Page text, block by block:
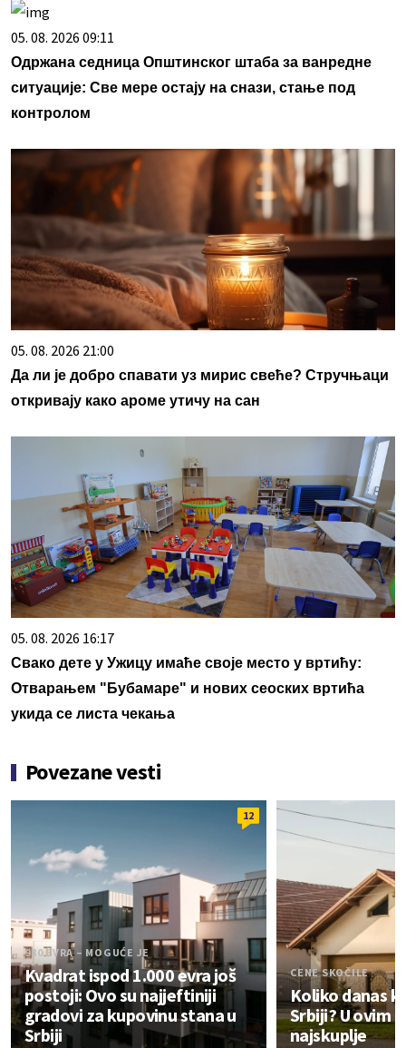
05. 08. 2026 09:11
Одржана седница Општинског штаба за ванредне
ситуације: Све мере остају на снази, стање под
контролом
05. 08. 2026 21:00
Да ли је добро спавати уз мирис свеће? Стручњаци
откривају како ароме утичу на сан
05. 08. 2026 16:17
Свако дете у Ужицу имаће своје место у вртићу:
Отварањем "Бубамаре" и нових сеоских вртића
укида се листа чекања
Povezane vesti
12
980 EVRA – MOGUĆE JE
Kvadrat ispod 1.000 evra još
postoji: Ovo su najjeftiniji
gradovi za kupovinu stana u
Srbiji
CENE SKOČILE
Koliko danas
Srbiji? U ovim
najskuplje